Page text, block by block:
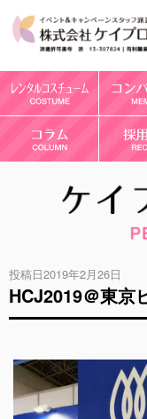
投稿日2019年2月26日
HCJ2019＠東京